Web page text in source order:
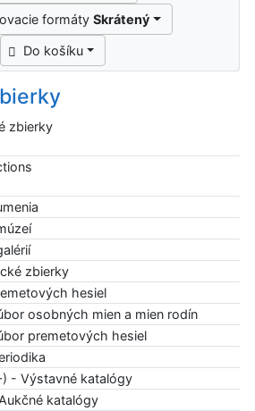
formátySkrátený
Do košíku
zbierky
zbierky
hesiel
osobných mien a mien rodín
premetových hesiel
- Výstavné katalógy
katalógy